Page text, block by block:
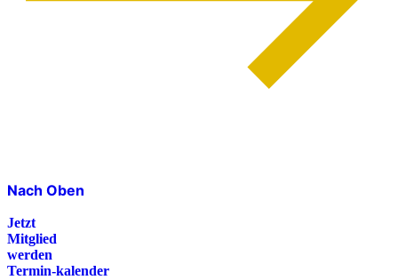
Nach Oben
Jetzt
Mitglied
werden
Termin-kalender